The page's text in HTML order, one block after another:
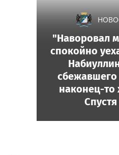
"Наворовал
спокойно
сбежавшего
наконец-то